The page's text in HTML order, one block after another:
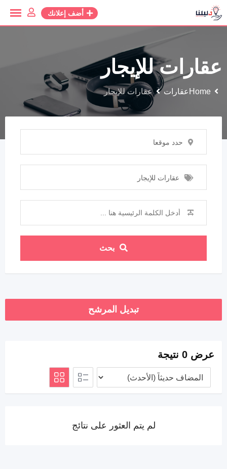
أضف إعلانك
عقارات للإيجار
Home عقارات عقارات للإيجار
حدد موقعا
عقارات للإيجار
بحث
تبديل المرشح
عرض 0 نتيجة
لم يتم العثور على نتائج